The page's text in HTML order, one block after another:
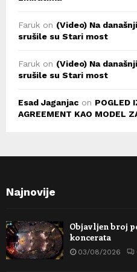
Faruk on (Video) Na
srušile su Stari most
Faruk on (Video) Na
srušile su Stari most
Esad Jaganjac on POGLED
AGREEMENT KAO MODEL
Najnovije
Objavljen broj
koncerata
03/08/2026